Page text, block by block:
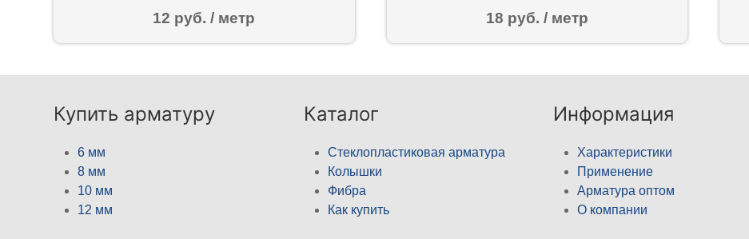
12 руб. / метр 18 руб. / метр
Купить арматуру
6 мм
8 мм
10 мм
12 мм
Каталог
Стеклопластиковая арматура
Колышки
Фибра
Как купить
Информация
Характеристики
Применение
Арматура оптом
О компании